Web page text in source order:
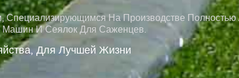
На Производстве Полностью
Машин И Сеялок Для Саженцев.
Для Лучшей Жизни